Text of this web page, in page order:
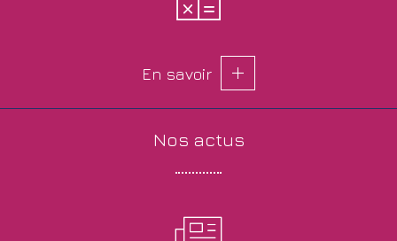
En savoir
nos actus